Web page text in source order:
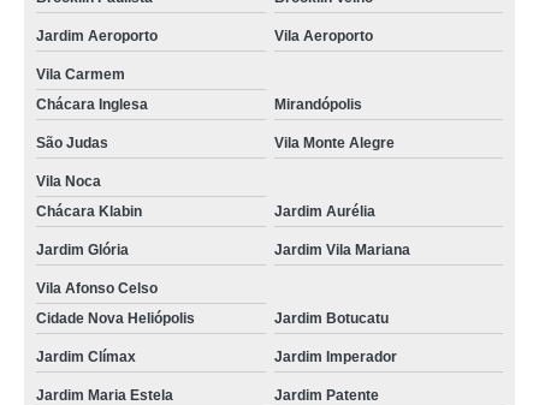
Jardim Aeroporto Vila Aeroporto
Vila Carmem
Chácara Inglesa
Mirandópolis
São Judas Vila Monte Alegre
Vila Noca
Chácara Klabin
Jardim Aurélia
Jardim Glória Jardim Vila Mariana
Vila Afonso Celso
Cidade Nova Heliópolis
Jardim Botucatu
Jardim Clímax Jardim Imperador
Jardim Maria Estela Jardim Patente